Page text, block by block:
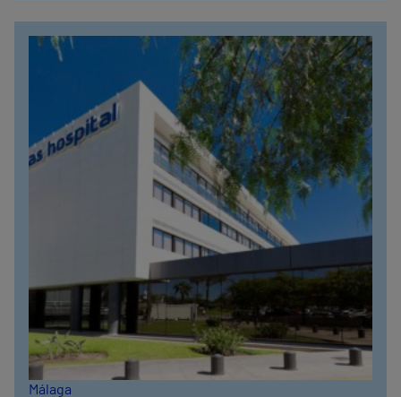
635319819
Málaga